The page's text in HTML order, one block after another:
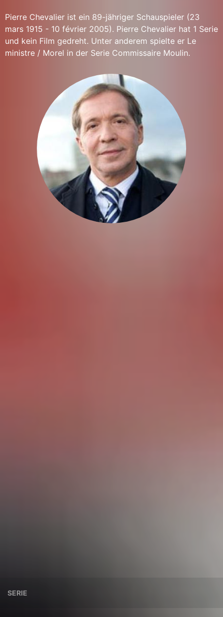
Pierre Chevalier ist ein 89-jähriger Schauspieler (23
mars 1915 - 10 février 2005). Pierre Chevalier hat 1 Serie
und kein Film gedreht. Unter anderem spielte er Le
ministre / Morel in der Serie Commissaire Moulin.
SERIE